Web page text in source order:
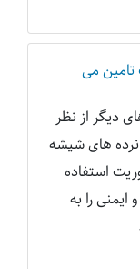
می
دیگر از نظر
های شیشه
استفاده
را به